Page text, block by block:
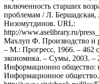
включенность старших
проблемам / Л.
Низомутдинов. URL:
http://www.aselibrary.ru/
Махлуп Ф. Производство и
– М.: Прогресс, 1966. –
экономика. – Сумы, 2003.
Информационно общество:
Информационное